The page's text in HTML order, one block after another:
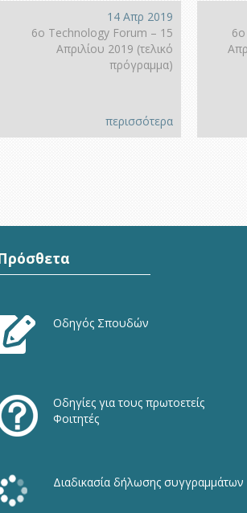
14 Απρ 2019
6ο Technology Forum – 15
Απριλίου 2019 (τελικό
πρόγραμμα)
περισσότερα
Οδηγός Σπουδών
Οδηγίες για τους πρωτοετείς
Φοιτητές
Διαδικασία δήλωσης συγγραμμάτων